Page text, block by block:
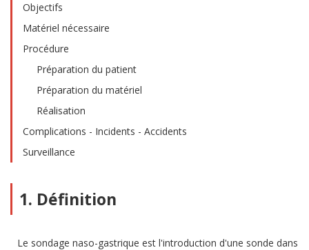
Objectifs
Matériel nécessaire
Procédure
Préparation du patient
Préparation du matériel
Réalisation
Complications - Incidents - Accidents
Surveillance
1. Définition
Le sondage naso-gastrique est l'introduction d'une sonde dans